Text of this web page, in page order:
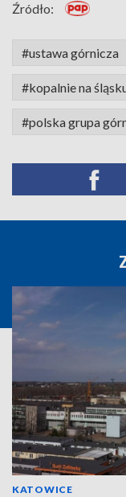
Źródło:
#ustawa górnicza
#kopalnie na
#polska grupa
KATOWICE